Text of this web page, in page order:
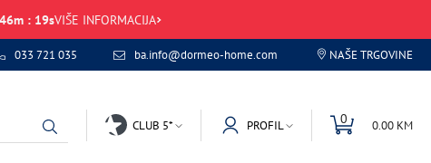
46m : 19sVIŠE INFORMACIJA
033 721 035 ba.info@dormeo-home.com NAŠE TRGOVINE
CLUB 5* PROFIL 0 0.00 KM